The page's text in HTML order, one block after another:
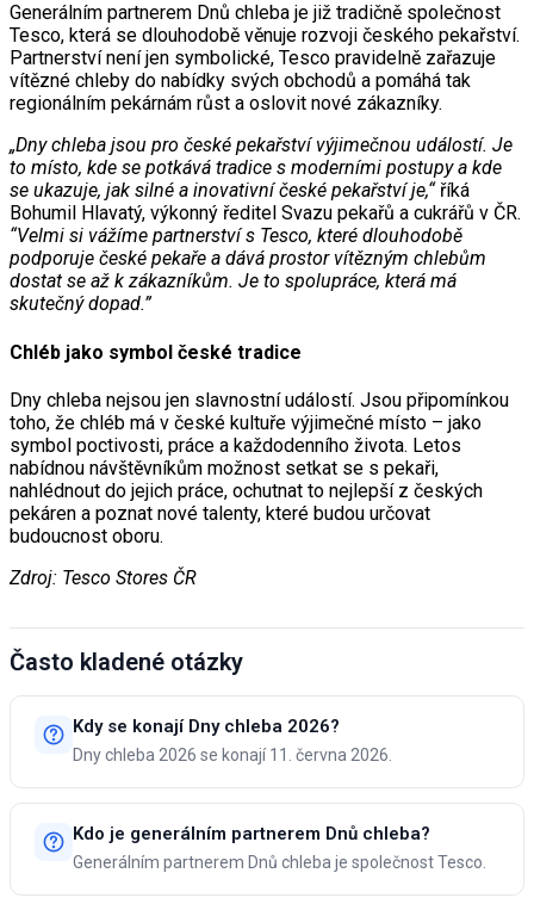
Generálním partnerem Dnů chleba je již tradičně společnost
Tesco, která se dlouhodobě věnuje rozvoji českého pekařství.
Partnerství není jen symbolické, Tesco pravidelně zařazuje
vítězné chleby do nabídky svých obchodů a pomáhá tak
regionálním pekárnám růst a oslovit nové zákazníky.
„Dny chleba jsou pro české pekařství výjimečnou událostí. Je
to místo, kde se potkává tradice s moderními postupy a kde
se ukazuje, jak silné a inovativní české pekařství je,“ říká
Bohumil Hlavatý, výkonný ředitel Svazu pekařů a cukrářů v ČR.
“Velmi si vážíme partnerství s Tesco, které dlouhodobě
podporuje české pekaře a dává prostor vítězným chlebům
dostat se až k zákazníkům. Je to spolupráce, která má
skutečný dopad.”
Chléb jako symbol české tradice
Dny chleba nejsou jen slavnostní událostí. Jsou připomínkou
toho, že chléb má v české kultuře výjimečné místo – jako
symbol poctivosti, práce a každodenního života. Letos
nabídnou návštěvníkům možnost setkat se s pekaři,
nahlédnout do jejich práce, ochutnat to nejlepší z českých
pekáren a poznat nové talenty, které budou určovat
budoucnost oboru.
Zdroj: Tesco Stores ČR
Často kladené otázky
Kdy se konají Dny chleba 2026?
Dny chleba 2026 se konají 11. června 2026.
Kdo je generálním partnerem Dnů chleba?
Generálním partnerem Dnů chleba je společnost Tesco.